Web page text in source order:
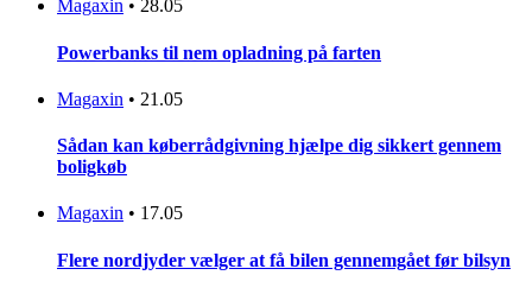
Magaxin • 28.05
Powerbanks til nem opladning på farten
Magaxin • 21.05
Sådan kan køberrådgivning hjælpe dig sikkert gennem
boligkøb
Magaxin • 17.05
Flere nordjyder vælger at få bilen gennemgået før bilsyn